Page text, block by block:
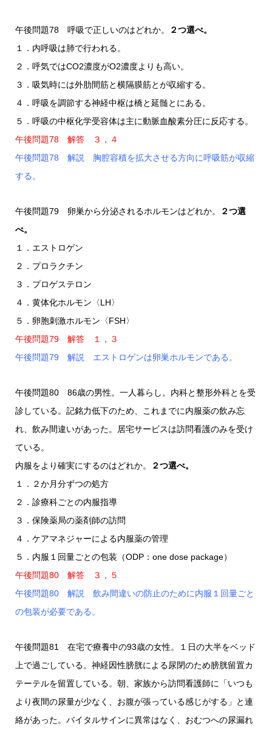
午後問題78 呼吸で正しいのはどれか。
２つ選べ。
１．内呼吸は肺で行われる。
２．呼気ではCO2濃度がO2濃度よりも高い。
３．吸気時には外肋間筋と横隔膜筋とが収縮する。
４．呼吸を調節する神経中枢は橋と延髄とにある。
５．呼吸の中枢化学受容体は主に動脈血酸素分圧に反応する。
午後問題78 解答 ３，４
午後問題78 解説 胸腔容積を拡大させる方向に呼吸筋が収縮
する。
午後問題79 卵巣から分泌されるホルモンはどれか。
２つ選
べ。
１．エストロゲン
２．プロラクチン
３．プロゲステロン
４．黄体化ホルモン〈LH〉
５．卵胞刺激ホルモン〈FSH〉
午後問題79 解答 １，３
午後問題79 解説 エストロゲンは卵巣ホルモンである。
午後問題80 86歳の男性。一人暮らし。内科と整形外科とを受
診している。記銘力低下のため、これまでに内服薬の飲み忘
れ、飲み間違いがあった。居宅サービスは訪問看護のみを受け
ている。
内服をより確実にするのはどれか。
２つ選べ。
１．２か月分ずつの処方
２．診療科ごとの内服指導
３．保険薬局の薬剤師の訪問
４．ケアマネジャーによる内服薬の管理
５．内服１回量ごとの包装（ODP：one dose package）
午後問題80 解答 ３，５
午後問題80 解説 飲み間違いの防止のために内服１回量ごと
の包装が必要である。
午後問題81 在宅で療養中の93歳の女性。１日の大半をベッド
上で過ごしている。神経因性膀胱による尿閉のため膀胱留置カ
テーテルを留置している。朝、家族から訪問看護師に「いつも
より夜間の尿量が少なく、お腹が張っている感じがする」と連
絡があった。バイタルサインに異常はなく、おむつへの尿漏れ